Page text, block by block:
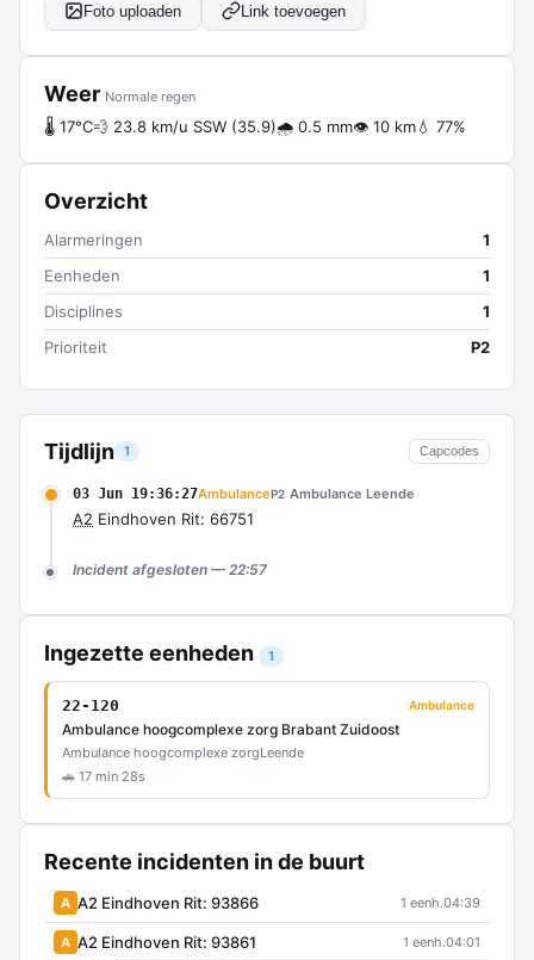
Tijdlijn 1 Capcodes
03 Jun 19:36:27AmbulanceP2 Ambulance Leende
A2 Eindhoven Rit: 66751
Incident afgesloten — 22:57
Ingezette eenheden 1
22-120 Ambulance
Ambulance hoogcomplexe zorg Brabant Zuidoost
Ambulance hoogcomplexe zorgLeende
🚗 17 min 28s
Recente incidenten in de buurt
A A2 Eindhoven Rit: 93866 1 eenh.04:39
A A2 Eindhoven Rit: 93861 1 eenh.04:01
Foto uploaden Link toevoegen
Weer Normale regen
🌡 17°C💨 23.8 km/u SSW (35.9)🌧 0.5 mm👁 10 km💧 77%
Overzicht
Alarmeringen
1
Eenheden
1
Disciplines
1
Prioriteit
P2